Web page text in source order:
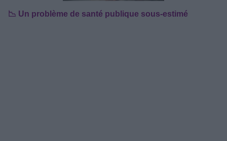
📉 Un problème de santé publique sous-estimé